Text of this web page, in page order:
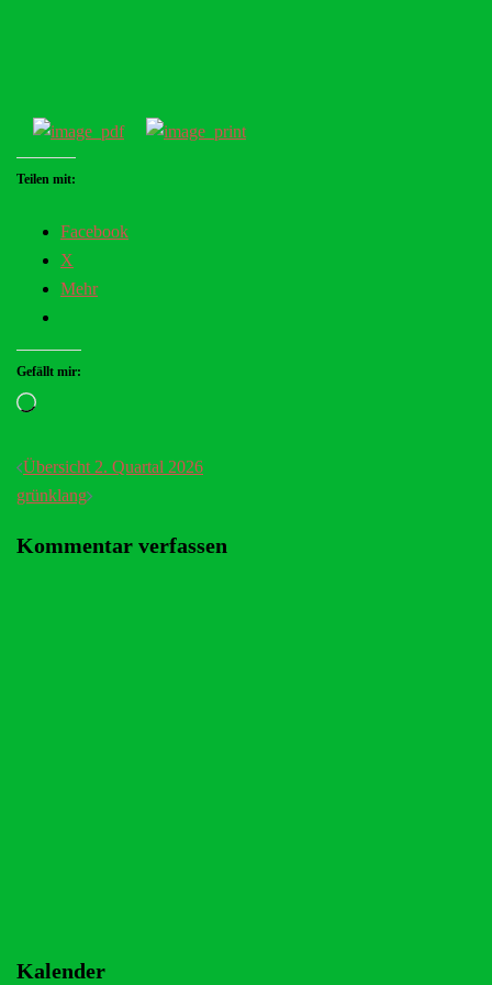
Teilen mit:
Facebook
X
Mehr
Gefällt mir:
Loading…
Beitragsnavigation
Übersicht 2. Quartal 2026
grünklang
Kommentar verfassen
Kalender